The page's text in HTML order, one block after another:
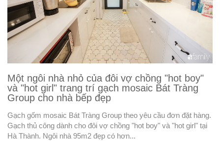
Một ngôi nhà nhỏ của đôi vợ chồng "hot boy"
và "hot girl" trang trí gạch mosaic Bát Tràng
Group cho nhà bếp đẹp
Gạch gốm mosaic Bát Tràng Group theo yêu cầu đơn đặt hàng.
Gạch thủ công dành cho đôi vợ chồng "hot boy" và "hot girl" tại
Hà Thành. Ngôi nhà 95m2 đẹp có hơn...